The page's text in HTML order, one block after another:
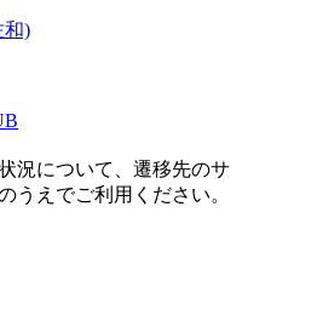
和)
況について、遷移先のサ
うえでご利用ください。